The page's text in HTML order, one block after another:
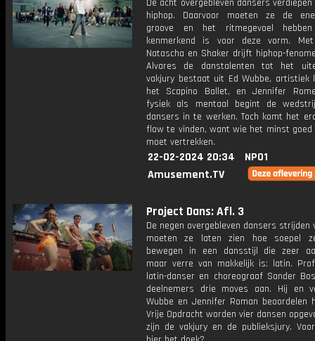
De acht overgebleven dansers
hiphop. Daarvoor moeten ze de
groove en het ritmegevoel
kenmerkend is voor deze vorm. Met
Natascha en Shaker drijft hiphop-
Alvares de danstalenten tot het
vakjury bestaat uit Ed Wubbe, artistiek
het Scapino Ballet, en Jennifer
fysiek als mentaal begint de
dansers in te werken. Toch komt het
flow te vinden, want wie het minst
moet vertrekken.
22-02-2024 20:34
NPO1
Amusement.TV
Project Dans: Afl. 3
De negen overgebleven dansers strijden
moeten ze laten zien hoe soepel
bewegen in een dansstijl die zeer
maar verre van makkelijk is: latin.
latin-danser en choreograaf Sander
deelnemers drie moves aan. Hij en
Wubbe en Jennifer Roman beoordelen
Vrije Opdracht worden vier dansen
zijn de vakjury en de publieksjury.